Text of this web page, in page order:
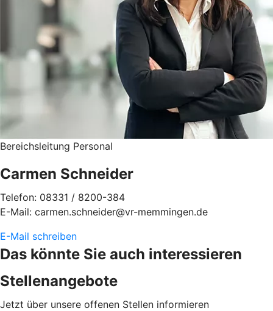
Bereichsleitung Personal
Carmen Schneider
Telefon: 08331 / 8200-384
E-Mail: carmen.schneider@vr-memmingen.de
E-Mail schreiben
Das könnte Sie auch interessieren
Stellenangebote
Jetzt über unsere offenen Stellen informieren